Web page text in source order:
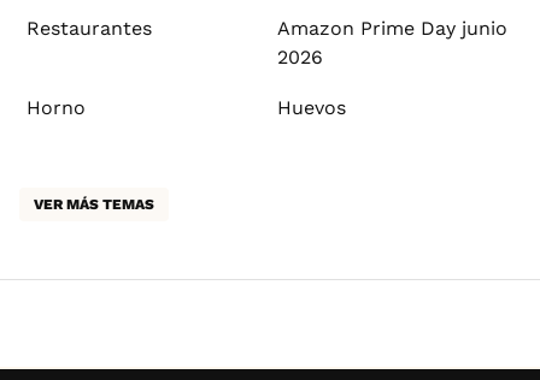
Restaurantes
Amazon Prime Day junio
2026
Horno Huevos
VER MÁS TEMAS